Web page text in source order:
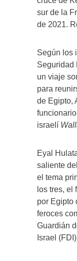
sur de la
de 2021.
Según los
Seguridad
un viaje
para
de Egipto,
israelí
Eyal
saliente
el tema
los tres, el
por Egipto
feroces
Guardián
Israel